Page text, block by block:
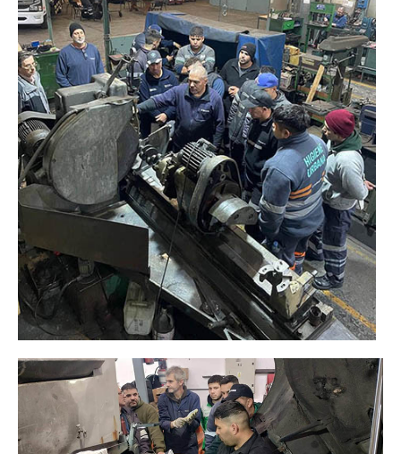
Salarios
Escalas salariales
Escalas desde 1969
Acuerdos y homolog.
Acuerdos empresa
Planilla de km
Ultima Escala Salarial
Pago de aportes por CBU
Libre deuda y conflicto
Contacto por ramas